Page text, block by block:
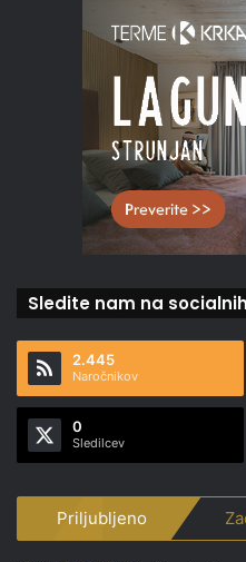
Sledite nam na
2.445
Naročnikov
0
Sledilcev
Priljubljeno